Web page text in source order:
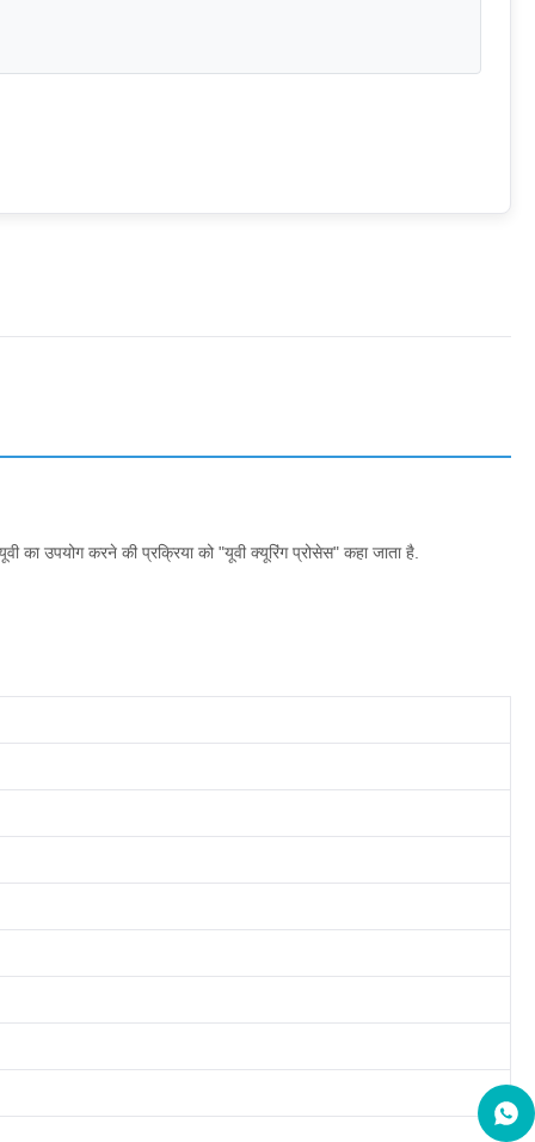
का उपयोग करने की प्रक्रिया को "यूवी क्यूरिंग प्रोसेस" कहा जाता है.